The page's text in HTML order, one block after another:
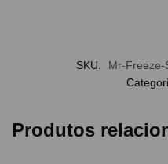
SKU:
Mr-Freeze-
Produtos